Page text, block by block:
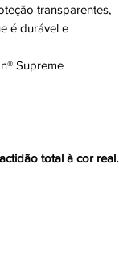
transparentes,
é durável e
Supreme
total à cor real.